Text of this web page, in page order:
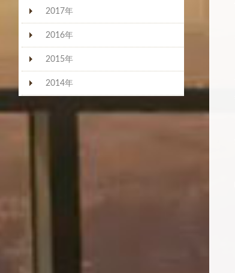
2017年
2016年
2015年
2014年